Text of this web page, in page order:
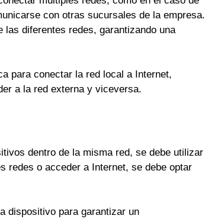
con otras sucursales de la empresa.
las diferentes redes, garantizando una
para conectar la red local a Internet,
a la red externa y viceversa.
dentro de la misma red, se debe utilizar
redes o acceder a Internet, se debe optar
dispositivo para garantizar un